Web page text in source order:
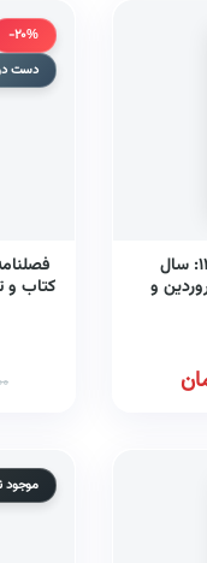
مجله جهان کتاب ۱۳۸۳-۱۳۸۵: سال
(۱-۳) ، فروردین و
-20%
دست
کتاب و
موجود